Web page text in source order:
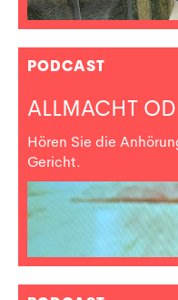
PODCAST
ALLMACHT
Hören Sie die
Gericht.